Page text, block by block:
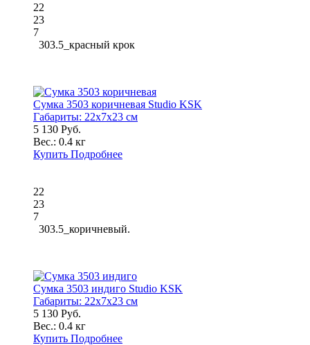
22
23
7
303.5_красный крок
Сумка 3503 коричневая Studio KSK
Габариты: 22x7x23 см
5 130 Руб.
Вес.: 0.4 кг
Купить Подробнее
22
23
7
303.5_коричневый.
Сумка 3503 индиго Studio KSK
Габариты: 22x7x23 см
5 130 Руб.
Вес.: 0.4 кг
Купить Подробнее